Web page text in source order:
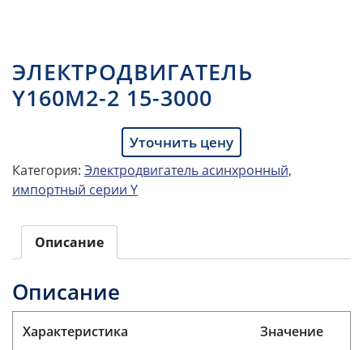
ЭЛЕКТРОДВИГАТЕЛЬ
Y160M2-2 15-3000
Уточнить цену
Категория: Электродвигатель асинхронный,
импортный серии Y
Описание
Описание
Характеристика Значение